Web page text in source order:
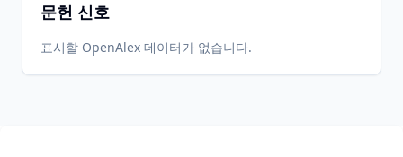
문헌 신호
표시할 OpenAlex 데이터가 없습니다.